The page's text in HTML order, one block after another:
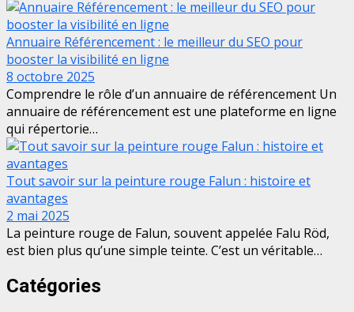
Annuaire Référencement : le meilleur du SEO pour
booster la visibilité en ligne
8 octobre 2025
Comprendre le rôle d’un annuaire de référencement Un
annuaire de référencement est une plateforme en ligne
qui répertorie…
Tout savoir sur la peinture rouge Falun : histoire et
avantages
2 mai 2025
La peinture rouge de Falun, souvent appelée Falu Röd,
est bien plus qu’une simple teinte. C’est un véritable…
Catégories